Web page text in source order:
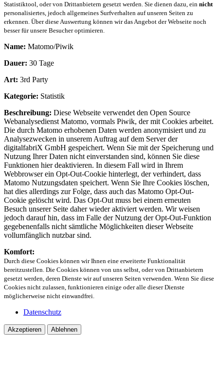
Statistiktool, oder von Drittanbietern gesetzt werden. Sie dienen dazu, ein nicht
personalisiertes, jedoch allgemeines Surfverhalten auf unseren Seiten zu
erkennen. Über diese Auswertung können wir das Angebot der Webseite noch
besser für unsere Besucher optimieren.
Name: Matomo/Piwik
Dauer: 30 Tage
Art: 3rd Party
Kategorie: Statistik
Beschreibung: Diese Webseite verwendet den Open Source
Webanalysedienst Matomo, vormals Piwik, der mit Cookies arbeitet.
Die durch Matomo erhobenen Daten werden anonymisiert und zu
Analysezwecken in unserem Auftrag auf dem Server der
digitalfabriX GmbH gespeichert. Wenn Sie mit der Speicherung und
Nutzung Ihrer Daten nicht einverstanden sind, können Sie diese
Funktionen hier deaktivieren. In diesem Fall wird in Ihrem
Webbrowser ein Opt-Out-Cookie hinterlegt, der verhindert, dass
Matomo Nutzungsdaten speichert. Wenn Sie Ihre Cookies löschen,
hat dies allerdings zur Folge, dass auch das Matomo Opt-Out-
Cookie gelöscht wird. Das Opt-Out muss bei einem erneuten
Besuch unserer Seite daher wieder aktiviert werden. Wir weisen
jedoch darauf hin, dass im Falle der Nutzung der Opt-Out-Funktion
gegebenenfalls nicht sämtliche Möglichkeiten dieser Webseite
vollumfänglich nutzbar sind.
Komfort:
Durch diese Cookies können wir Ihnen eine erweiterte Funktionalität
bereitzustellen. Die Cookies können von uns selbst, oder von Drittanbietern
gesetzt werden, deren Dienste wir auf unseren Seiten verwenden. Wenn Sie diese
Cookies nicht zulassen, funktionieren einige oder alle dieser Dienste
möglicherweise nicht einwandfrei.
Datenschutz
Akzeptieren Ablehnen